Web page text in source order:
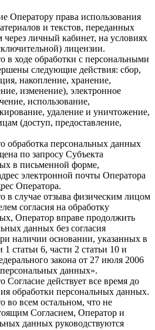
Оператору права использования
и текстов, переданных
через личный кабинет, на условиях
лицензии.
в ходе обработки с персональными
следующие действия: сбор,
накопление, хранение,
изменение), электронное
использование,
удаление и уничтожение,
(доступ, предоставление,
обработка персональных данных
по запросу Субъекта
в письменной форме,
электронной почты Оператора
Оператора.
в случае отзыва физическим лицом
согласия на обработку
Оператор вправе продолжить
данных без согласия
наличии основании, указанных в
1 статьи 6, части 2 статьи 10 и
закона от 27 июля 2006
данных».
Согласие действует все время до
обработки персональных данных.
во всем остальном, что не
Согласием, Оператор и
данных руководствуются